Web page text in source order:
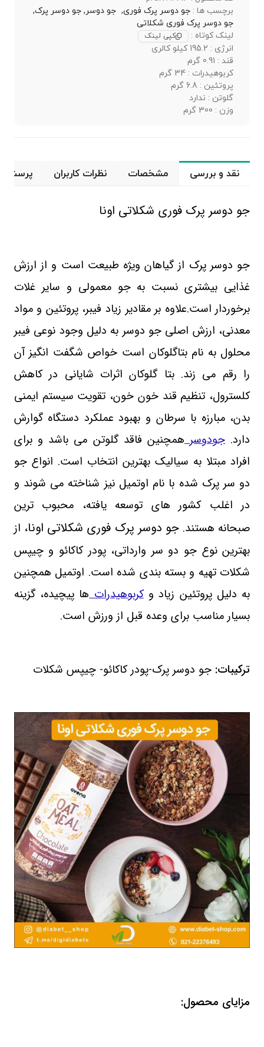
برچسب ها : جو دوسر پرک فوری, جو دوسر, جو دوسر پرک,
جو دوسر پرک فوری شکلاتی
لینک کوتاه :
کپی لینک
انرژی : 195.2 کیلو کالری
قند : 0.91 گرم
کربوهیدرات : 34 گرم
پروتئین : 6.8 گرم
گلوتن : ندارد
وزن : 300 گرم
نقد و بررسی مشخصات نظرات کاربران پرسش
جو دوسر پرک فوری شکلاتی اونا
جو دوسر پرک از گیاهان ویژه طبیعت است و از ارزش
غذایی بیشتری نسبت به جو معمولی و سایر غلات
برخوردار است.علاوه بر مقادیر زیاد فیبر، پروتئین و مواد
معدنی، ارزش اصلی جو دوسر به دلیل وجود نوعی فیبر
محلول به نام بتاگلوکان است خواص شگفت انگیز آن
را رقم می زند. بتا گلوکان اثرات شایانی در کاهش
کلسترول، تنظیم قند خون خون، تقویت سیستم ایمنی
بدن، مبارزه با سرطان و بهبود عملکرد دستگاه گوارش
دارد. جودوسرهمچنین فاقد گلوتن می باشد و برای
افراد مبتلا به سیالیک بهترین انتخاب است. انواع جو
دو سر پرک شده با نام اوتمیل نیز شناخته می شوند و
در اغلب کشور های توسعه یافته، محبوب ترین
صبحانه هستند.جو دوسر پرک فوری شکلاتی اونا، از
بهترین نوع جو دو سر وارداتی، پودر کاکائو و چیپس
شکلات تهیه و بسته بندی شده است. اوتمیل همچنین
به دلیل پروتئین زیاد وکربوهیدراتها پیچیده، گزینه
بسیار مناسب برای وعده قبل از ورزش است.
ترکیبات: جو دوسر پرک-پودر کاکائو- چیپس شکلات
مزایای محصول: